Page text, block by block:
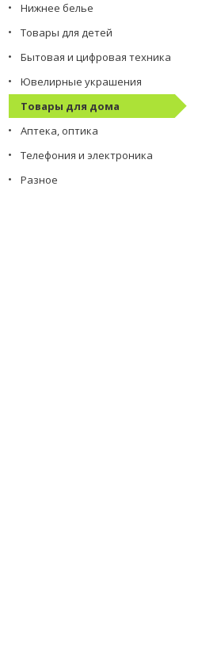
Нижнее белье
Товары для детей
Бытовая и цифровая техника
Ювелирные украшения
Товары для дома
Аптека, оптика
Телефония и электроника
Разное